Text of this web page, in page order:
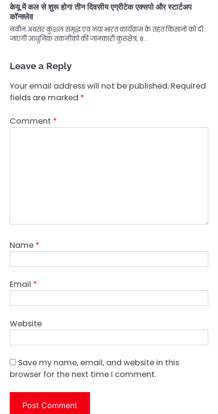
केयू में कल से शुरू होगा तीन दिवसीय एग्रीटेक एक्सपो और स्टार्टअप
कॉन्क्लेव
नवीन अवसर कुशल समृद्ध एवं नया भारत कार्यक्रम के तहत किसानों को दी
जाएगी आधुनिक तकनीकों की जानकारी कुरुक्षेत्र, 8…
Leave a Reply
Your email address will not be published. Required
fields are marked *
Comment *
Name *
Email *
Website
Save my name, email, and website in this
browser for the next time I comment.